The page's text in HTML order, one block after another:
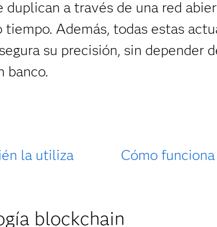
a través de una red
Además, todas estas
su precisión, sin depender
banco.
la utiliza Cómo funciona
blockchain